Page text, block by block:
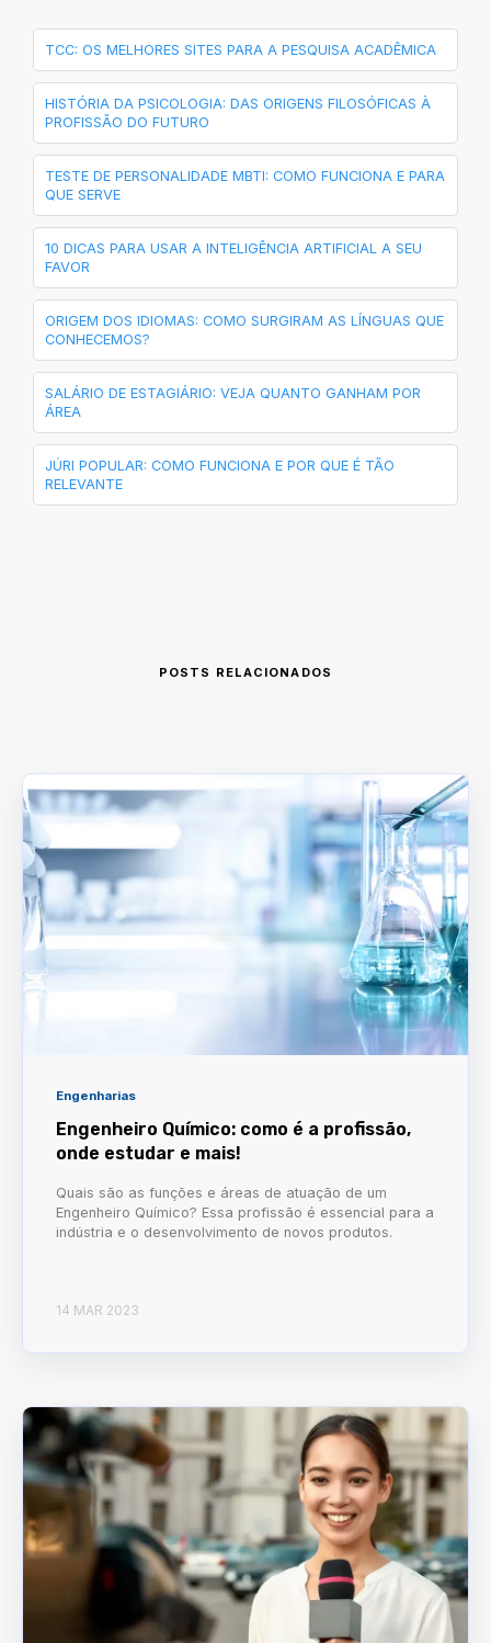
TCC: OS MELHORES SITES PARA A PESQUISA ACADÊMICA
HISTÓRIA DA PSICOLOGIA: DAS ORIGENS FILOSÓFICAS À
PROFISSÃO DO FUTURO
TESTE DE PERSONALIDADE MBTI: COMO FUNCIONA E PARA
QUE SERVE
10 DICAS PARA USAR A INTELIGÊNCIA ARTIFICIAL A SEU
FAVOR
ORIGEM DOS IDIOMAS: COMO SURGIRAM AS LÍNGUAS QUE
CONHECEMOS?
SALÁRIO DE ESTAGIÁRIO: VEJA QUANTO GANHAM POR
ÁREA
JÚRI POPULAR: COMO FUNCIONA E POR QUE É TÃO
RELEVANTE
POSTS RELACIONADOS
Engenharias
Engenheiro Químico: como é a profissão,
onde estudar e mais!
Quais são as funções e áreas de atuação de um
Engenheiro Químico? Essa profissão é essencial para a
indústria e o desenvolvimento de novos produtos.
14 MAR 2023